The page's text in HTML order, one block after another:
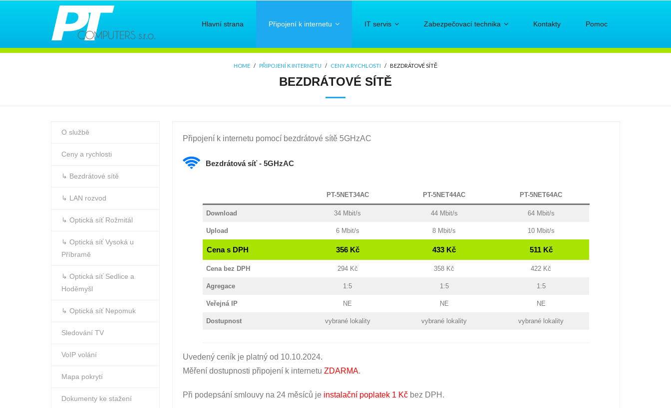
Hlavní strana Připojení k internetu IT servis Zabezpečovací technika Kontakty Pomoc
HOME / PŘIPOJENÍ K INTERNETU / CENY A RYCHLOSTI / BEZDRÁTOVÉ SÍTĚ
BEZDRÁTOVÉ SÍTĚ
Připojení k internetu pomocí bezdrátové sítě 5GHzAC
Bezdrátová síť - 5GHzAC
PT-5NET34AC PT-5NET44AC PT-5NET64AC
Download 34 Mbit/s 44 Mbit/s 64 Mbit/s
Upload 6 Mbit/s 8 Mbit/s 10 Mbit/s
Cena s DPH 356 Kč 433 Kč 511 Kč
Cena bez DPH 294 Kč 358 Kč 422 Kč
Agregace 1:5 1:5 1:5
Veřejná IP NE NE NE
Dostupnost vybrané lokality vybrané lokality vybrané lokality
Uvedený ceník je platný od 10.10.2024.
Měření dostupnosti připojení k internetu ZDARMA.
Při podepsání smlouvy na 24 měsíců je instalační poplatek 1 Kč bez DPH.
O službě
Ceny a rychlosti
↳ Bezdrátové sítě
↳ LAN rozvod
↳ Optická síť Rožmitál
↳ Optická síť Vysoká u
Příbramě
↳ Optická síť Sedlice a
Hoděmyšl
↳ Optická síť Nepomuk
Sledování TV
VoIP volání
Mapa pokrytí
Dokumenty ke stažení